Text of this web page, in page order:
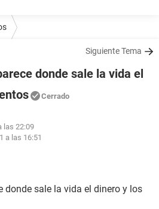
Siguiente Tema
donde sale la vida el
Cerrado
las 22:09
a las 16:51
donde sale la vida el dinero y los